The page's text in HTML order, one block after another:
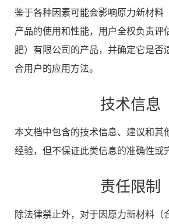
鉴于各种因素可能会影响原力新材料
产品的使用和性能，用户全权负责评
肥）有限公司的产品，并确定它是否
合用户的应用方法。
技术信息
本文档中包含的技术信息、建议和其
经验，但不保证此类信息的准确性或
责任限制
除法律禁止外，对于因原力新材料（